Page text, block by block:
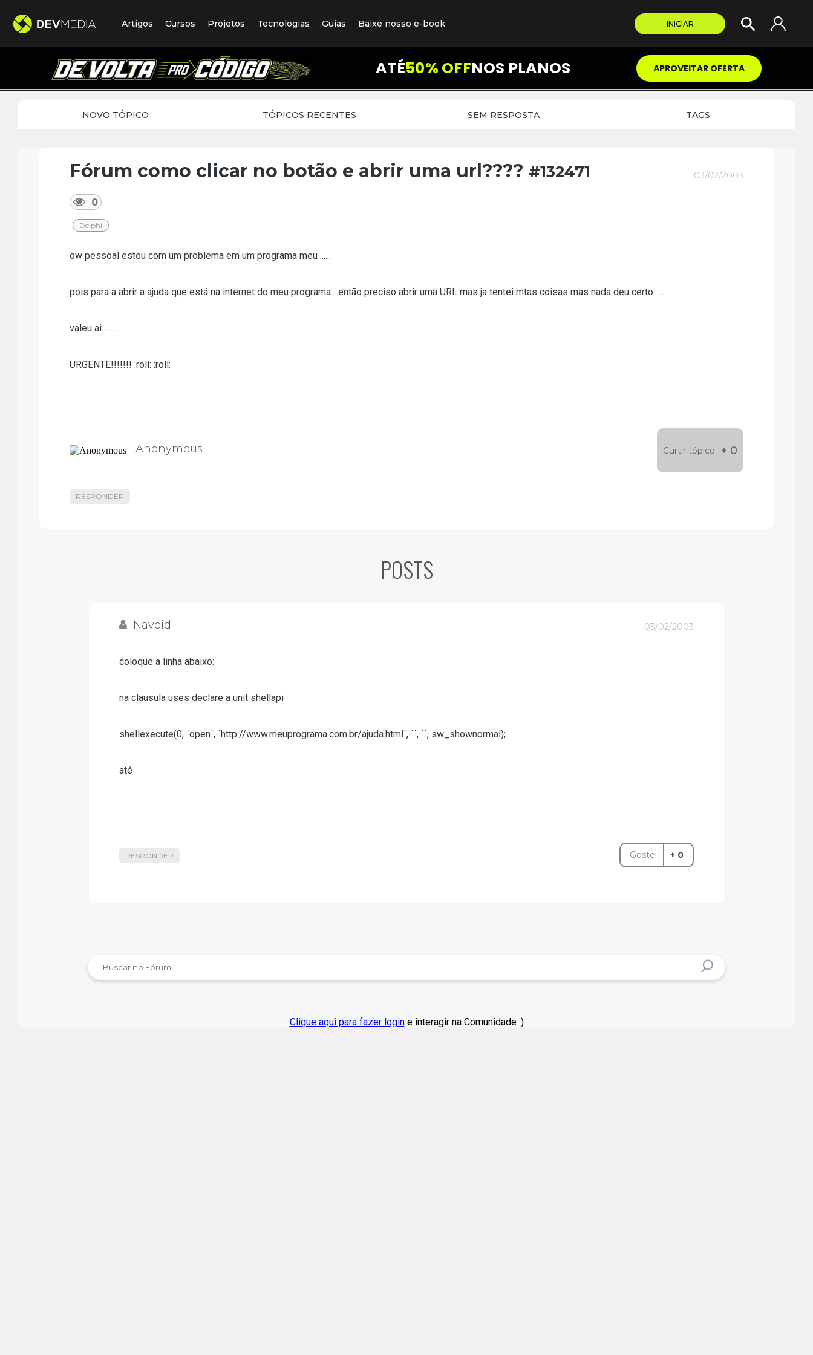
Artigos Cursos Projetos Tecnologias Guias Baixe nosso e-book INICIAR
ATÉ50% OFFNOS PLANOS APROVEITAR OFERTA
NOVO TÓPICO TÓPICOS RECENTES SEM RESPOSTA TAGS
Fórum como clicar no botão e abrir uma url???? #132471 03/02/2003
0
Delphi
ow pessoal estou com um problema em um programa meu ......
pois para a abrir a ajuda que está na internet do meu programa....então preciso abrir uma URL mas ja tentei mtas coisas mas nada deu certo.......
valeu ai........
URGENTE!!!!!!! :roll: :roll:
Anonymous Curtir tópico + 0
RESPONDER
POSTS
03/02/2003
Navoid
coloque a linha abaixo:
na clausula uses declare a unit shellapi
shellexecute(0, ´open´, ´http://www.meuprograma.com.br/ajuda.html´, ´´, ´´, sw_shownormal);
até
RESPONDER Gostei + 0
Clique aqui para fazer logine interagir na Comunidade :)